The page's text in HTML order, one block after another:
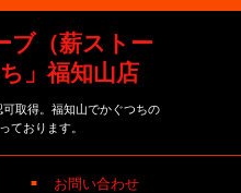
ブ（薪ストー
」福知山店
取得。福知山でかぐつちの
ております。
お問い合わせ